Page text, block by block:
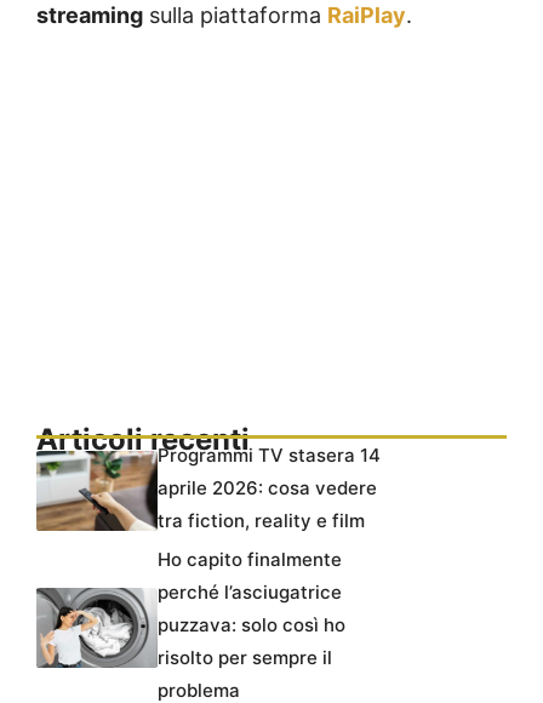
streaming sulla piattaforma RaiPlay.
Articoli recentiProgrammi TV stasera 14
aprile 2026: cosa vedere
tra fiction, reality e film
Ho capito finalmente
perché l’asciugatrice
puzzava: solo così ho
risolto per sempre il
problema